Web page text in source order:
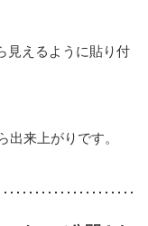
見えるように貼り付
来上がりです。